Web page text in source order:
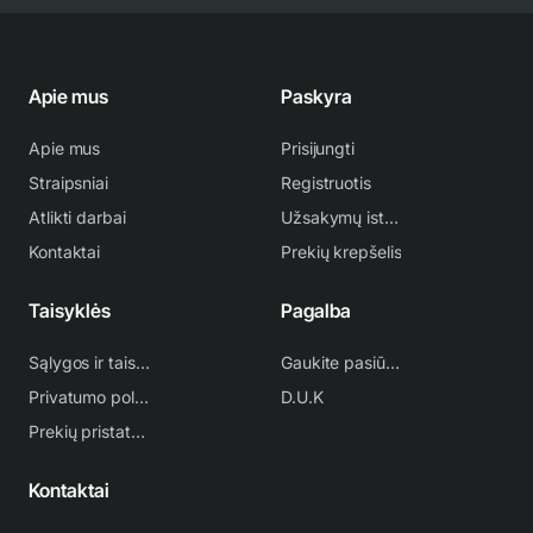
Apie mus
Apie mus
Straipsniai
Atlikti darbai
Kontaktai
Paskyra
Prisijungti
Registruotis
Užsakymų istorija
Prekių krepšelis
Taisyklės
Sąlygos ir taisyklės
Privatumo politika
Prekių pristatymas
Pagalba
Gaukite pasiūlymą
D.U.K
Kontaktai